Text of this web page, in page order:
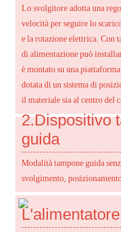
Lo svolgitore adotta una
velocità per seguire lo
e la rotazione elettrica. Con
di alimentazione può
è montato su una
dotata di un sistema di
il materiale sia al centro del
2.Dispositivo
guida
Modalità tampone guida
svolgimento,
L'alimentatore